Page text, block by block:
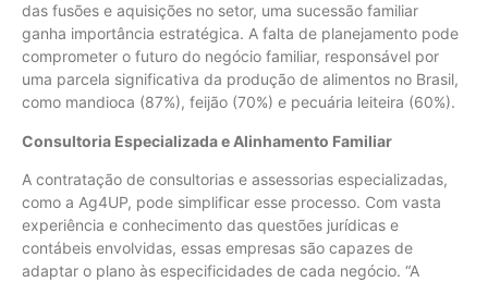
das fusões e aquisições no setor, uma sucessão familiar
ganha importância estratégica. A falta de planejamento pode
comprometer o futuro do negócio familiar, responsável por
uma parcela significativa da produção de alimentos no Brasil,
como mandioca (87%), feijão (70%) e pecuária leiteira (60%).
Consultoria Especializada e Alinhamento Familiar
A contratação de consultorias e assessorias especializadas,
como a Ag4UP, pode simplificar esse processo. Com vasta
experiência e conhecimento das questões jurídicas e
contábeis envolvidas, essas empresas são capazes de
adaptar o plano às especificidades de cada negócio. “A